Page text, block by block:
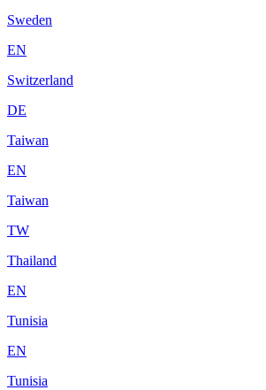
Sweden
EN
Switzerland
DE
Taiwan
EN
Taiwan
TW
Thailand
EN
Tunisia
EN
Tunisia